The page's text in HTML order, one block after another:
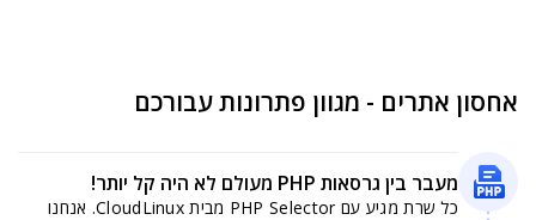
אחסון אתרים - מגוון פתרונות עבורכם
מעבר בין גרסאות PHP מעולם לא היה קל יותר!
כל שרת מגיע עם PHP Selector מבית CloudLinux. אנחנו